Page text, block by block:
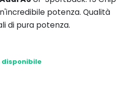
potenza. Qualità
di pura potenza.
disponibile